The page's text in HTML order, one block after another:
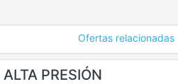
Ofertas relacionadas
PRESIÓN